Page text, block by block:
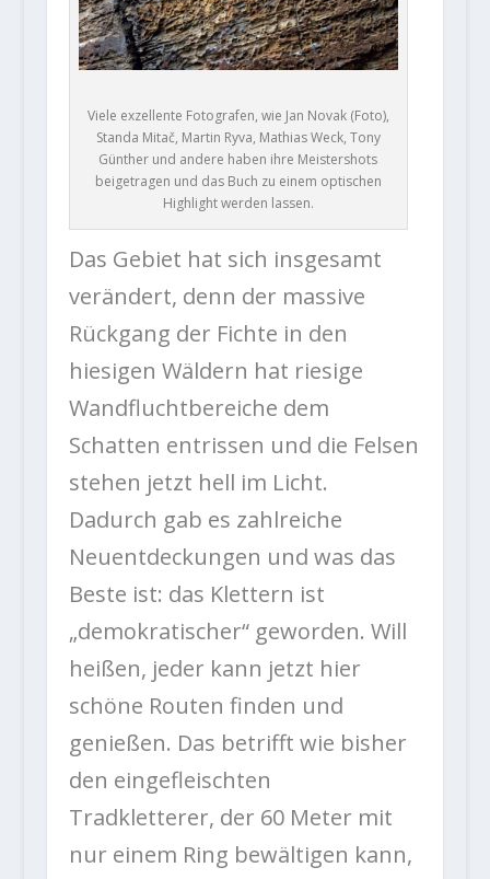
Viele exzellente Fotografen, wie Jan Novak (Foto),
Standa Mitač, Martin Ryva, Mathias Weck, Tony
Günther und andere haben ihre Meistershots
beigetragen und das Buch zu einem optischen
Highlight werden lassen.
Das Gebiet hat sich insgesamt
verändert, denn der massive
Rückgang der Fichte in den
hiesigen Wäldern hat riesige
Wandfluchtbereiche dem
Schatten entrissen und die Felsen
stehen jetzt hell im Licht.
Dadurch gab es zahlreiche
Neuentdeckungen und was das
Beste ist: das Klettern ist
„demokratischer“ geworden. Will
heißen, jeder kann jetzt hier
schöne Routen finden und
genießen. Das betrifft wie bisher
den eingefleischten
Tradkletterer, der 60 Meter mit
nur einem Ring bewältigen kann,